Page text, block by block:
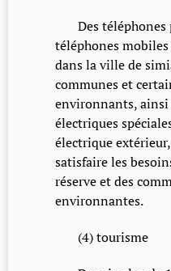
Des téléphones
téléphones
dans la ville de
communes et
environnants, ainsi
électriques
électrique
satisfaire les
réserve et des
environnantes.
(4) tourisme